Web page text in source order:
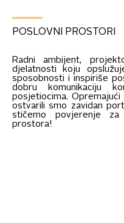
POSLOVNI PROSTORI
Radni ambijent,
djelatnosti koju
sposobnosti i inspiriše
dobru komunikaciju
posjetiocima.
ostvarili smo zavidan
stičemo povjerenje za
prostora!